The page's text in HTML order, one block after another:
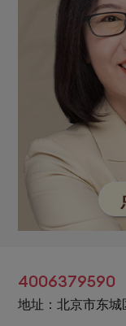
4006379590
地址：北京市东